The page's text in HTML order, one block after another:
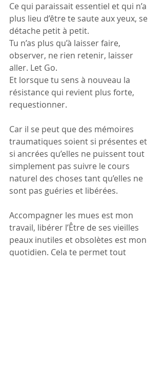
Ce qui paraissait essentiel et qui n’a
plus lieu d’être te saute aux yeux, se
détache petit à petit.
Tu n’as plus qu’à laisser faire,
observer, ne rien retenir, laisser
aller. Let Go.
Et lorsque tu sens à nouveau la
résistance qui revient plus forte,
requestionner.
Car il se peut que des mémoires
traumatiques soient si présentes et
si ancrées qu’elles ne puissent tout
simplement pas suivre le cours
naturel des choses tant qu’elles ne
sont pas guéries et libérées.
Accompagner les mues est mon
travail, libérer l’Être de ses vieilles
peaux inutiles et obsolètes est mon
quotidien. Cela te permet tout